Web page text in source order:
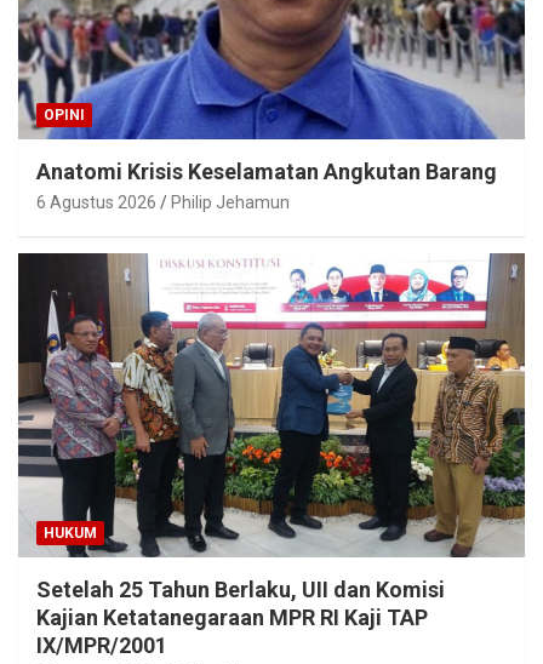
OPINI
Anatomi Krisis Keselamatan Angkutan Barang
6 Agustus 2026 Philip Jehamun
HUKUM
Setelah 25 Tahun Berlaku, UII dan Komisi
Kajian Ketatanegaraan MPR RI Kaji TAP
IX/MPR/2001